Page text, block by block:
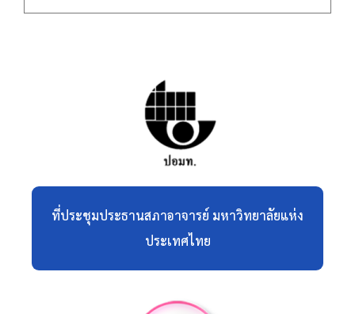
ที่ประชุมประธานสภาอาจารย์ มหาวิทยาลัยแห่ง
ประเทศไทย